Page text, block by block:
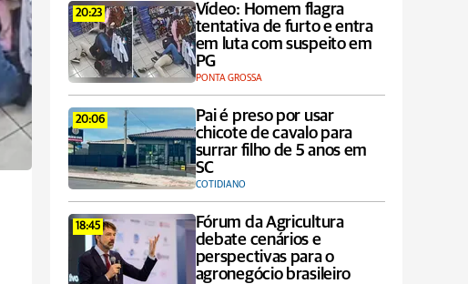
20:23
Vídeo: Homem flagra
tentativa de furto e entra
em luta com suspeito em
PG
PONTA GROSSA
20:06
Pai é preso por usar
chicote de cavalo para
surrar filho de 5 anos em
SC
COTIDIANO
18:45
Fórum da Agricultura
debate cenários e
perspectivas para o
agronegócio brasileiro